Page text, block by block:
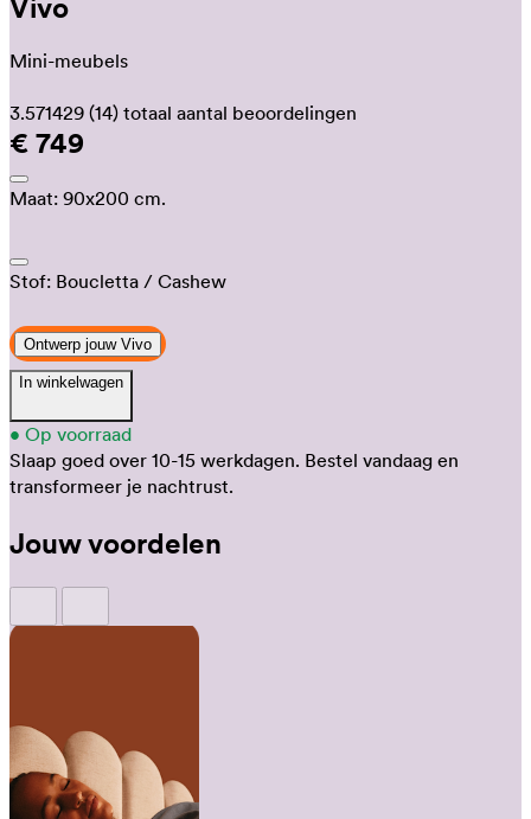
Vivo
Mini-meubels
3.571429 (14) totaal aantal beoordelingen
€ 749
Maat: 90x200 cm.
Stof: Boucletta / Cashew
Ontwerp jouw Vivo
In winkelwagen
• Op voorraad
Slaap goed over 10-15 werkdagen. Bestel vandaag en
transformeer je nachtrust.
Jouw voordelen